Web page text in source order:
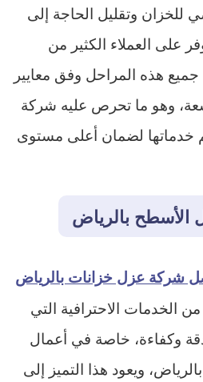
للخزان وتقليل الحاجة إلى
على العملاء الكثير من
جميع هذه المراحل وفق معايير
وهو ما تحرص عليه شركة
خدماتها لضمان أعلى مستوى
بالرياض
شركة عزل خزانات بالرياض
الخدمات الاحترافية التي
وكفاءة، خاصة في أعمال
ويعود هذا التميز إلى